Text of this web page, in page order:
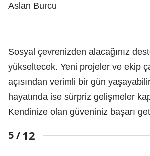
Aslan Burcu
Sosyal çevrenizden alacağınız
yükseltecek. Yeni projeler ve ekip
açısından verimli bir gün
hayatında ise sürpriz gelişmeler
Kendinize olan güveniniz başarı
5 /12